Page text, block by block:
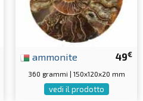
49€
ammonite
360 grammi | 150x120x20 mm
vedi il prodotto